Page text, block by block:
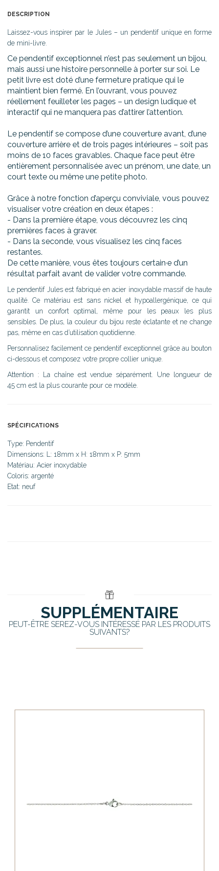
DESCRIPTION
Laissez-vous inspirer par le Jules – un pendentif unique en forme
de mini-livre.
Ce pendentif exceptionnel n’est pas seulement un bijou,
mais aussi une histoire personnelle à porter sur soi. Le
petit livre est doté d’une fermeture pratique qui le
maintient bien fermé. En l’ouvrant, vous pouvez
réellement feuilleter les pages – un design ludique et
interactif qui ne manquera pas d’attirer l’attention.
Le pendentif se compose d’une couverture avant, d’une
couverture arrière et de trois pages intérieures – soit pas
moins de 10 faces gravables. Chaque face peut être
entièrement personnalisée avec un prénom, une date, un
court texte ou même une petite photo.
Grâce à notre fonction d’aperçu conviviale, vous pouvez
visualiser votre création en deux étapes :
- Dans la première étape, vous découvrez les cinq
premières faces à graver.
- Dans la seconde, vous visualisez les cinq faces
restantes.
De cette manière, vous êtes toujours certain·e d’un
résultat parfait avant de valider votre commande.
Le pendentif Jules est fabriqué en acier inoxydable massif de haute
qualité. Ce matériau est sans nickel et hypoallergénique, ce qui
garantit un confort optimal, même pour les peaux les plus
sensibles. De plus, la couleur du bijou reste éclatante et ne change
pas, même en cas d’utilisation quotidienne.
Personnalisez facilement ce pendentif exceptionnel grâce au bouton
ci-dessous et composez votre propre collier unique.
Attention : La chaîne est vendue séparément. Une longueur de
45 cm est la plus courante pour ce modèle.
SPÉCIFICATIONS
Type: Pendentif
Dimensions: L: 18mm x H: 18mm x P: 5mm
Matériau: Acier inoxydable
Coloris: argenté
Etat: neuf
SUPPLÉMENTAIRE
PEUT-ÊTRE SEREZ-VOUS INTÉRESSÉ PAR LES PRODUITS
SUIVANTS?